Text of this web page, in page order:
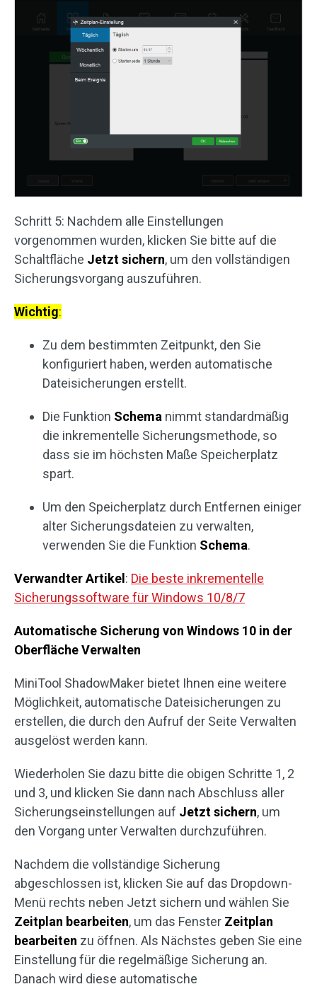
Schritt 5: Nachdem alle Einstellungen
vorgenommen wurden, klicken Sie bitte auf die
Schaltfläche Jetzt sichern, um den vollständigen
Sicherungsvorgang auszuführen.
Wichtig:
Zu dem bestimmten Zeitpunkt, den Sie
konfiguriert haben, werden automatische
Dateisicherungen erstellt.
Die Funktion Schema nimmt standardmäßig
die inkrementelle Sicherungsmethode, so
dass sie im höchsten Maße Speicherplatz
spart.
Um den Speicherplatz durch Entfernen einiger
alter Sicherungsdateien zu verwalten,
verwenden Sie die Funktion Schema.
Verwandter Artikel: Die beste inkrementelle
Sicherungssoftware für Windows 10/8/7
Automatische Sicherung von Windows 10 in der
Oberfläche Verwalten
MiniTool ShadowMaker bietet Ihnen eine weitere
Möglichkeit, automatische Dateisicherungen zu
erstellen, die durch den Aufruf der Seite Verwalten
ausgelöst werden kann.
Wiederholen Sie dazu bitte die obigen Schritte 1, 2
und 3, und klicken Sie dann nach Abschluss aller
Sicherungseinstellungen auf Jetzt sichern, um
den Vorgang unter Verwalten durchzuführen.
Nachdem die vollständige Sicherung
abgeschlossen ist, klicken Sie auf das Dropdown-
Menü rechts neben Jetzt sichern und wählen Sie
Zeitplan bearbeiten, um das Fenster Zeitplan
bearbeiten zu öffnen. Als Nächstes geben Sie eine
Einstellung für die regelmäßige Sicherung an.
Danach wird diese automatische